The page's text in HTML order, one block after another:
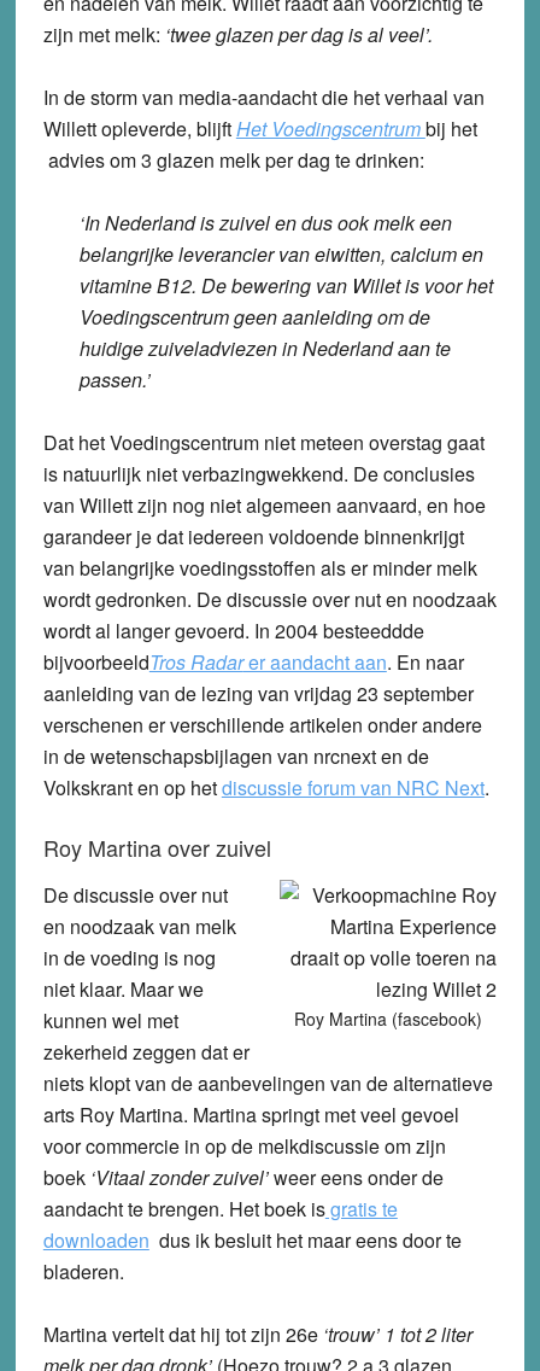
zijn met melk: ‘twee glazen per dag is al veel’.
In de storm van media-aandacht die het verhaal van
Willett opleverde, blijftHet Voedingscentrumbij het
advies om 3 glazen melk per dag te drinken:
‘In Nederland is zuivel en dus ook melk een
belangrijke leverancier van eiwitten, calcium en
vitamine B12. De bewering van Willet is voor het
Voedingscentrum geen aanleiding om de
huidige zuiveladviezen in Nederland aan te
passen.’
Dat het Voedingscentrum niet meteen overstag gaat
is natuurlijk niet verbazingwekkend. De conclusies
van Willett zijn nog niet algemeen aanvaard, en hoe
garandeer je dat iedereen voldoende binnenkrijgt
van belangrijke voedingsstoffen als er minder melk
wordt gedronken. De discussie over nut en noodzaak
wordt al langer gevoerd. In 2004 besteeddde
bijvoorbeeldTros Radarer aandacht aan. En naar
aanleiding van de lezing van vrijdag 23 september
verschenen er verschillende artikelen onder andere
in de wetenschapsbijlagen van nrcnext en de
Volkskrant en op hetdiscussie forum van NRC Next.
Roy Martina over zuivel
Roy Martina (fascebook)
De discussie over nut
en noodzaak van melk
in de voeding is nog
niet klaar. Maar we
kunnen wel met
zekerheid zeggen dat er
niets klopt van de aanbevelingen van de alternatieve
arts Roy Martina. Martina springt met veel gevoel
voor commercie in op de melkdiscussie om zijn
boek ‘Vitaal zonder zuivel’weer eens onder de
aandacht te brengen. Het boek isgratis te
downloaden dus ik besluit het maar eens door te
bladeren.
Martina vertelt dat hij tot zijn 26e ‘trouw’ 1 tot 2 liter
melk per dag dronk’(Hoezo trouw? 2 a 3 glazen